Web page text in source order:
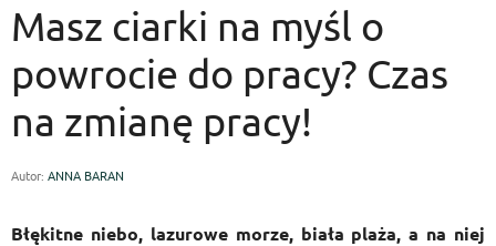
Masz ciarki na myśl o
powrocie do pracy? Czas
na zmianę pracy!
Autor: ANNA BARAN
Błękitne niebo, lazurowe morze, biała plaża, a na niej